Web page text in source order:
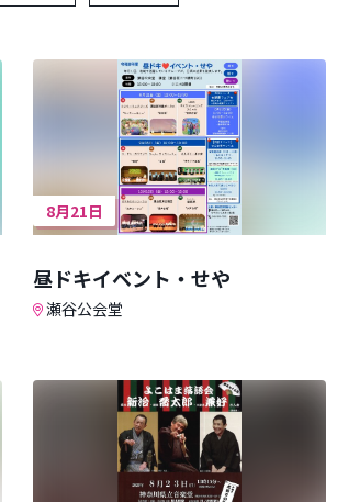
8月21日
昼ドキイベント・せや
瀬谷公会堂